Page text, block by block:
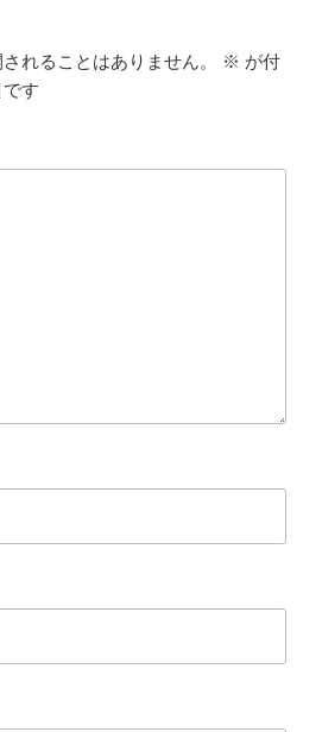
れることはありません。 ※ が付
す